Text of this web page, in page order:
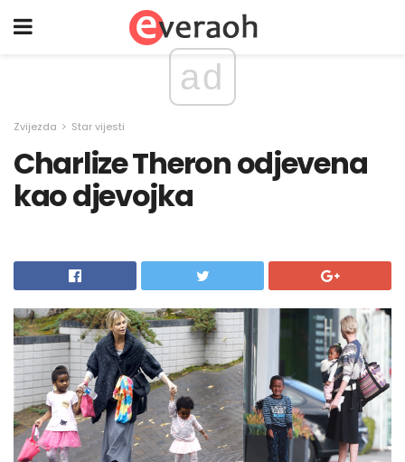
ad
Zvijezda Star vijesti
Charlize Theron odjevena
kao djevojka